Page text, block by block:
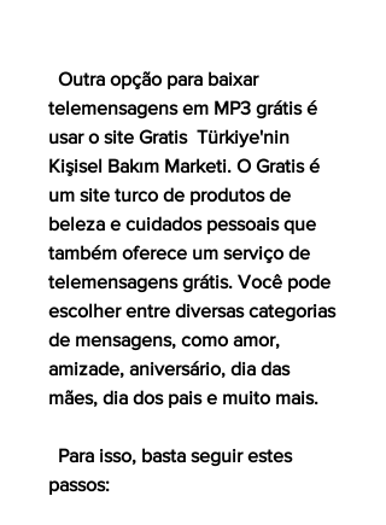
telemensagens em MP3 grátis é
usar o site Gratis  Türkiye'nin
Kişisel Bakım Marketi. O Gratis é
um site turco de produtos de
beleza e cuidados pessoais que
também oferece um serviço de
telemensagens grátis. Você pode
escolher entre diversas categorias
de mensagens, como amor,
amizade, aniversário, dia das
mães, dia dos pais e muito mais.
passos: